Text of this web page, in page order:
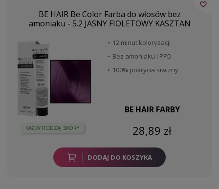
BE HAIR Be Color Farba do włosów bez
amoniaku - 5.2 JASNY FIOLETOWY KASZTAN
KAŻDY RODZAJ SKÓRY
12 minut koloryzacji
Bez amoniaku i PPD
100% pokrycia siwizny
BE HAIR FARBY
28,89 zł
DODAJ DO KOSZYKA
favorite_border